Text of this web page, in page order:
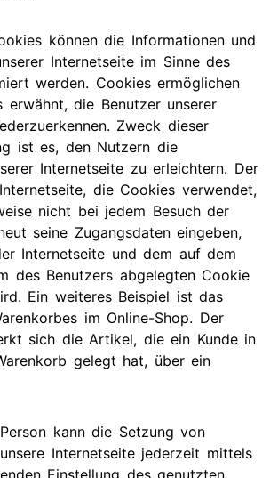
können die Informationen und
Internetseite im Sinne des
werden. Cookies ermöglichen
erwähnt, die Benutzer unserer
Zweck dieser
ist es, den Nutzern die
Internetseite zu erleichtern. Der
die Cookies verwendet,
nicht bei jedem Besuch der
seine Zugangsdaten eingeben,
Internetseite und dem auf dem
des Benutzers abgelegten Cookie
Ein weiteres Beispiel ist das
im Online-Shop. Der
sich die Artikel, die ein Kunde in
gelegt hat, über ein
kann die Setzung von
Internetseite jederzeit mittels
Einstellung des genutzten